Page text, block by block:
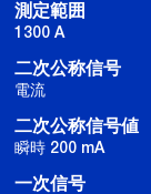
測定範囲
1300 A
二次公称信号
電流
二次公称信号値
瞬時 200 mA
一次信号